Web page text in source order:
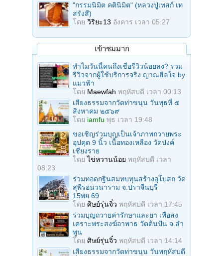
"กรรมนิมิต คตินิมิต" (หลวงปู่เทสก์ เท
สรังสี)
โดย วิริยะ13 อังคาร เวลา 05:27
เข้าชมมาก
ทำไมวันนี้คนถึงเชื่อรีวิวน้อยลง? รวม
รีวิวจากผู้ใช้บริการจริง ญาณฮีลใจ by
แมวฟ้า
โดย Maewfah พฤหัสบดี เวลา 00:13
เสียงธรรมจากวัดท่าขนุน วันพุธที่ ๕
สิงหาคม ๒๕๖๙
โดย iamfu พุธ เวลา 19:48
ขอเชิญร่วมบุญเป็นเจ้าภาพถวายพระ
อุปคุต 9 นิ้ว เนื้อทองเหลือง วัดปงค์
เชียงราย
โดยไข่หวานน้อย พฤหัสบดี เวลา
08:23
ร่วมทอดกฐินสมทบทุนสร้างอุโบสถ วัด
สุพีรอนวนาราม จ.ปราจีนบุรี
15พย.69
โดย ศิษย์รุ่นจิ๋ว พฤหัสบดี เวลา 17:45
ร่วมบุญถวายค่ารักษาและยา เพื่อสง
เคราะพระสงฆ์อาพาธ วัดต้นปัน จ.ลํา
พูน
โดย ศิษย์รุ่นจิ๋ว พฤหัสบดี เวลา 14:14
เสียงธรรมจากวัดท่าขนุน วันพฤหัสบดี